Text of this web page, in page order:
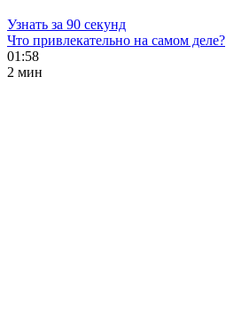
Узнать за 90 секунд
Что привлекательно на самом деле?
01:58
2 мин